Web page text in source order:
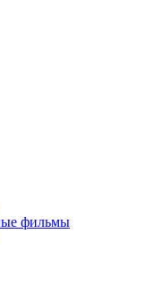
фильмы